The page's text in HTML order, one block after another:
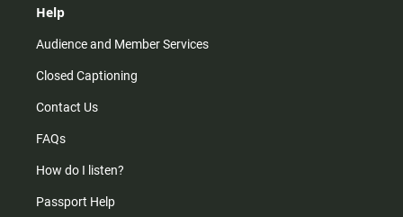
Help
Audience and Member Services
Closed Captioning
Contact Us
FAQs
How do I listen?
Passport Help